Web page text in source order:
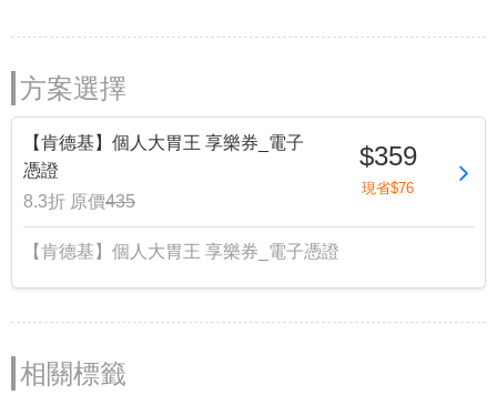
方案選擇
【肯德基】個人大胃王 享樂券_電子
憑證
8.3折 原價435
$359
現省$76
【肯德基】個人大胃王 享樂券_電子憑證
相關標籤